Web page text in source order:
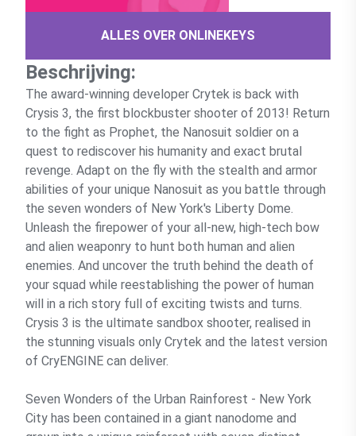
ALLES OVER ONLINEKEYS
Beschrijving:
The award-winning developer Crytek is back with
Crysis 3, the first blockbuster shooter of 2013! Return
to the fight as Prophet, the Nanosuit soldier on a
quest to rediscover his humanity and exact brutal
revenge. Adapt on the fly with the stealth and armor
abilities of your unique Nanosuit as you battle through
the seven wonders of New York's Liberty Dome.
Unleash the firepower of your all-new, high-tech bow
and alien weaponry to hunt both human and alien
enemies. And uncover the truth behind the death of
your squad while reestablishing the power of human
will in a rich story full of exciting twists and turns.
Crysis 3 is the ultimate sandbox shooter, realised in
the stunning visuals only Crytek and the latest version
of CryENGINE can deliver.
Seven Wonders of the Urban Rainforest - New York
City has been contained in a giant nanodome and